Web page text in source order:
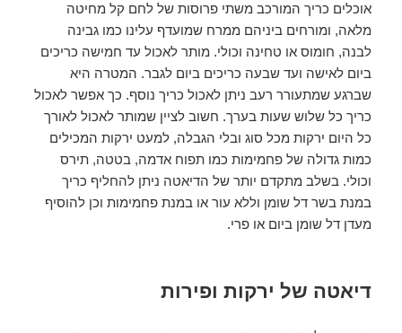
אוכלים כריך המורכב משתי פרוסות של לחם קל מחיטה
מלאה, ומורחים ביניהם ממרח שמועדף עלינו כמו גבינה
לבנה, חומוס או טחינה וכולי. מותר לאכול עד חמישה כריכים
ביום לאישה ועד שבעה כריכים ביום לגבר. המטרה היא
שברגע שמתעורר רעב ניתן לאכול כריך נוסף. כך אפשר לאכול
כריך כל שלוש שעות בערך. חשוב לציין שמותר לאכול לאורך
כל היום ירקות מכל סוג ובלי הגבלה, למעט ירקות המכילים
כמות גדולה של פחמימות כמו תפוח אדמה, בטטה, תירס
וכולי. בשלב מתקדם יותר של הדיאטה ניתן להחליף כריך
במנת בשר דל שומן וללא עור או במנת פחמימות וכן להוסיף
מעדן דל שומן ביום או פרי.
דיאטה של ירקות ופירות